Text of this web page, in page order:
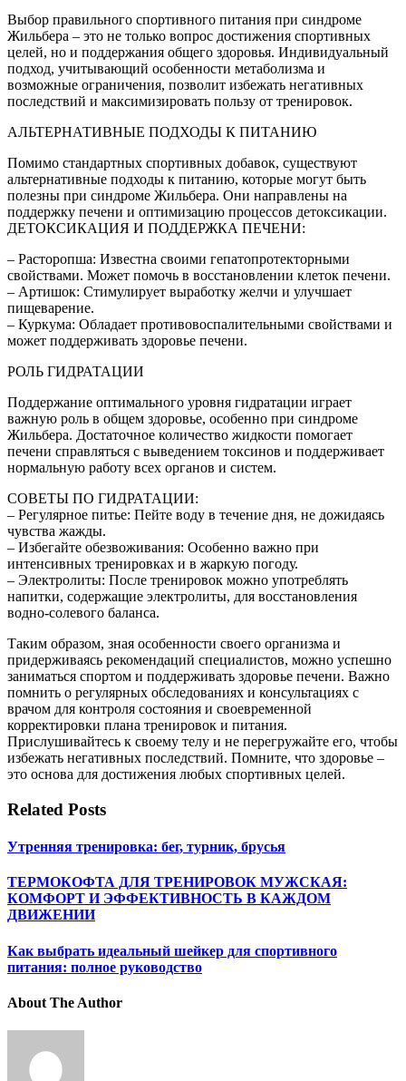
Выбор правильного спортивного питания при синдроме
Жильбера – это не только вопрос достижения спортивных
целей, но и поддержания общего здоровья. Индивидуальный
подход, учитывающий особенности метаболизма и
возможные ограничения, позволит избежать негативных
последствий и максимизировать пользу от тренировок.
АЛЬТЕРНАТИВНЫЕ ПОДХОДЫ К ПИТАНИЮ
Помимо стандартных спортивных добавок, существуют
альтернативные подходы к питанию, которые могут быть
полезны при синдроме Жильбера. Они направлены на
поддержку печени и оптимизацию процессов детоксикации.
ДЕТОКСИКАЦИЯ И ПОДДЕРЖКА ПЕЧЕНИ:
– Расторопша: Известна своими гепатопротекторными
свойствами. Может помочь в восстановлении клеток печени.
– Артишок: Стимулирует выработку желчи и улучшает
пищеварение.
– Куркума: Обладает противовоспалительными свойствами и
может поддерживать здоровье печени.
РОЛЬ ГИДРАТАЦИИ
Поддержание оптимального уровня гидратации играет
важную роль в общем здоровье, особенно при синдроме
Жильбера. Достаточное количество жидкости помогает
печени справляться с выведением токсинов и поддерживает
нормальную работу всех органов и систем.
СОВЕТЫ ПО ГИДРАТАЦИИ:
– Регулярное питье: Пейте воду в течение дня, не дожидаясь
чувства жажды.
– Избегайте обезвоживания: Особенно важно при
интенсивных тренировках и в жаркую погоду.
– Электролиты: После тренировок можно употреблять
напитки, содержащие электролиты, для восстановления
водно-солевого баланса.
Таким образом, зная особенности своего организма и
придерживаясь рекомендаций специалистов, можно успешно
заниматься спортом и поддерживать здоровье печени. Важно
помнить о регулярных обследованиях и консультациях с
врачом для контроля состояния и своевременной
корректировки плана тренировок и питания.
Прислушивайтесь к своему телу и не перегружайте его, чтобы
избежать негативных последствий. Помните, что здоровье –
это основа для достижения любых спортивных целей.
Related Posts
Утренняя тренировка: бег, турник, брусья
ТЕРМОКОФТА ДЛЯ ТРЕНИРОВОК МУЖСКАЯ:
КОМФОРТ И ЭФФЕКТИВНОСТЬ В КАЖДОМ
ДВИЖЕНИИ
Как выбрать идеальный шейкер для спортивного
питания: полное руководство
About The Author